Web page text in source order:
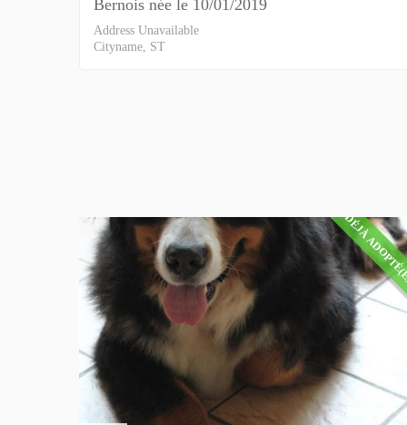
Bernois née le 10/01/2019
Address Unavailable
Cityname, ST
DÉJÀ